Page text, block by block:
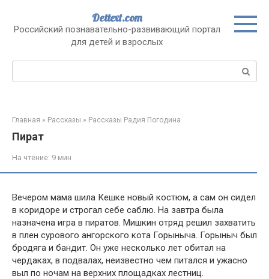
контенту
Dettext.com
Российский познавательно-развивающий портал
для детей и взрослых
Поиск:
Главная » Рассказы » Рассказы Радия Погодина
Пират
На чтение: 9 мин
Вечером мама шила Кешке новый костюм, а сам он сидел
в коридоре и строгал себе саблю. На завтра была
назначена игра в пиратов. Мишкин отряд решил захватить
в плен сурового ангорского кота Горыныча. Горыныч был
бродяга и бандит. Он уже несколько лет обитал на
чердаках, в подвалах, неизвестно чем питался и ужасно
выл по ночам на верхних площадках лестниц.